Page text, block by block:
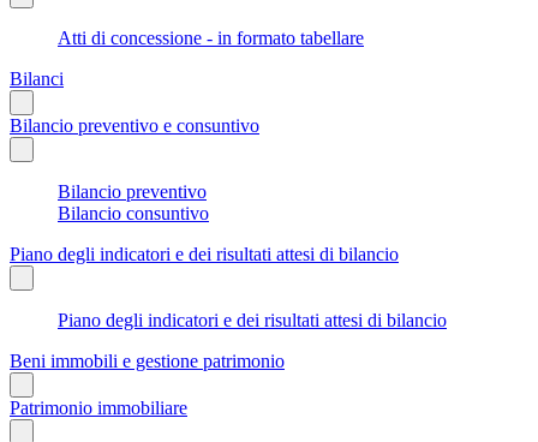
Atti di concessione - in formato tabellare
Bilanci
Bilancio preventivo e consuntivo
Bilancio preventivo
Bilancio consuntivo
Piano degli indicatori e dei risultati attesi di bilancio
Piano degli indicatori e dei risultati attesi di bilancio
Beni immobili e gestione patrimonio
Patrimonio immobiliare